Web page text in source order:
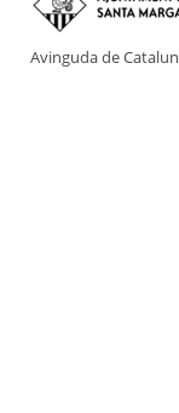
Avinguda de